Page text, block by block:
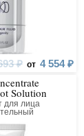
₽ от 4 554 ₽
Solution
для лица